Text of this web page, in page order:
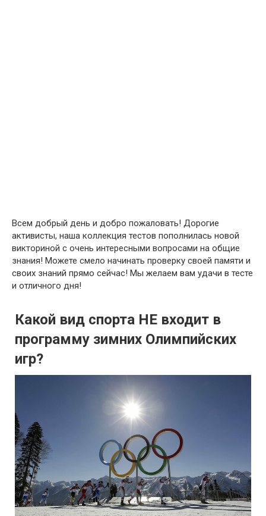
Всем добрый день и добро пожаловать! Дорогие
активисты, наша коллекция тестов пополнилась новой
викториной с очень интересными вопросами на общие
знания! Можете смело начинать проверку своей памяти и
своих знаний прямо сейчас! Мы желаем вам удачи в тесте
и отличного дня!
Какой вид спорта НЕ входит в
программу зимних Олимпийских
игр?